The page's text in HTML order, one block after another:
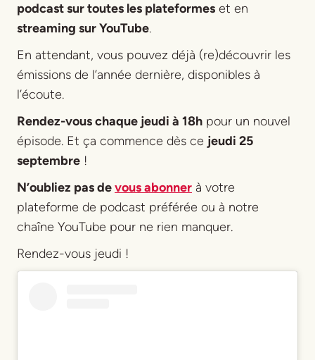
podcast sur toutes les plateformes et en
streaming sur YouTube.
En attendant, vous pouvez déjà (re)découvrir les
émissions de l’année dernière, disponibles à
l’écoute.
Rendez-vous chaque jeudi à 18h pour un nouvel
épisode. Et ça commence dès ce jeudi 25
septembre !
N’oubliez pas devous abonner à votre
plateforme de podcast préférée ou à notre
chaîne YouTube pour ne rien manquer.
Rendez-vous jeudi !